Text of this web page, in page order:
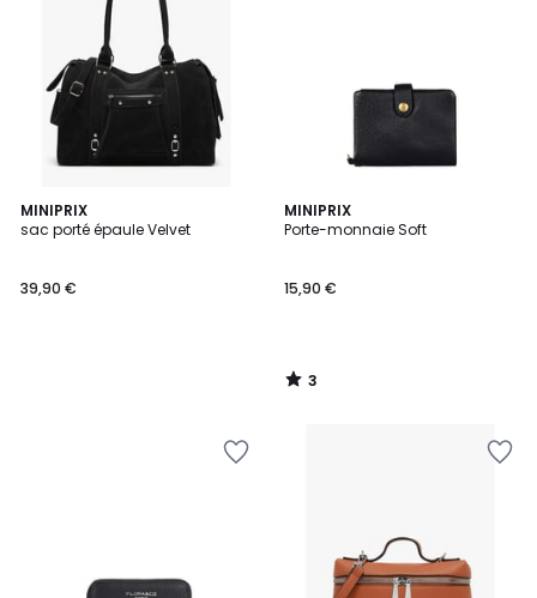
MINIPRIX
sac porté épaule Velvet
39,90 €
MINIPRIX
Porte-monnaie Soft
15,90 €
3
/
3
/